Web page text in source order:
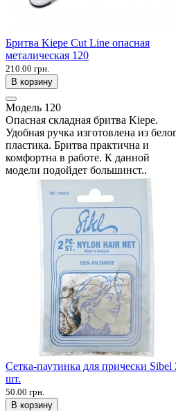
Бритва Kiepe Cut Line опасная
металическая 120
210.00 грн.
В корзину
Модель 120
Опасная складная бритва Kiepe.
Удобная ручка изготовлена из
пластика. Бритва практична и
комфортна в работе. К данной
модели подойдет большинст..
Сетка-паутинка для прически Sibel
шт.
50.00 грн.
В корзину